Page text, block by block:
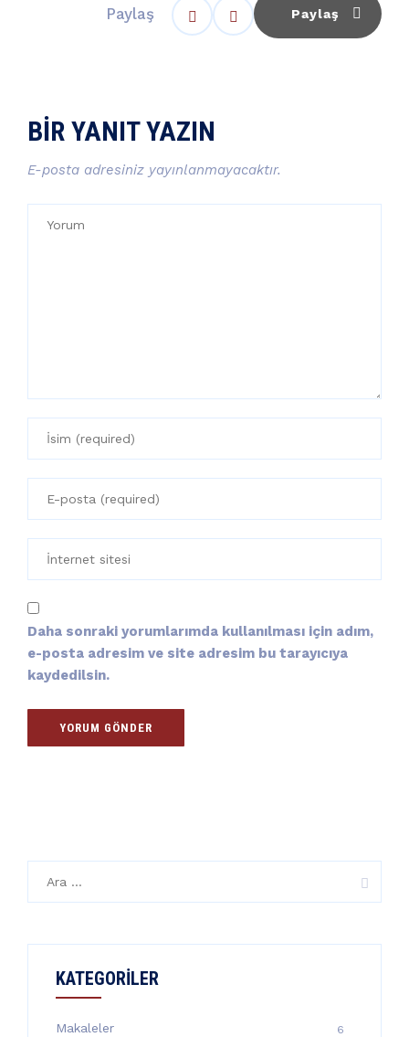
Paylaş Paylaş
BIR YANIT YAZIN
E-posta adresiniz yayınlanmayacaktır.
Daha sonraki yorumlarımda kullanılması için adım,
e-posta adresim ve site adresim bu tarayıcıya
kaydedilsin.
KATEGORILER
Makaleler 6